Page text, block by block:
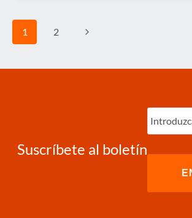
LOS
LA
Y
Page
navigation
1 2
Next
Suscríbete al boletín
Ingrese
correo
electrónico